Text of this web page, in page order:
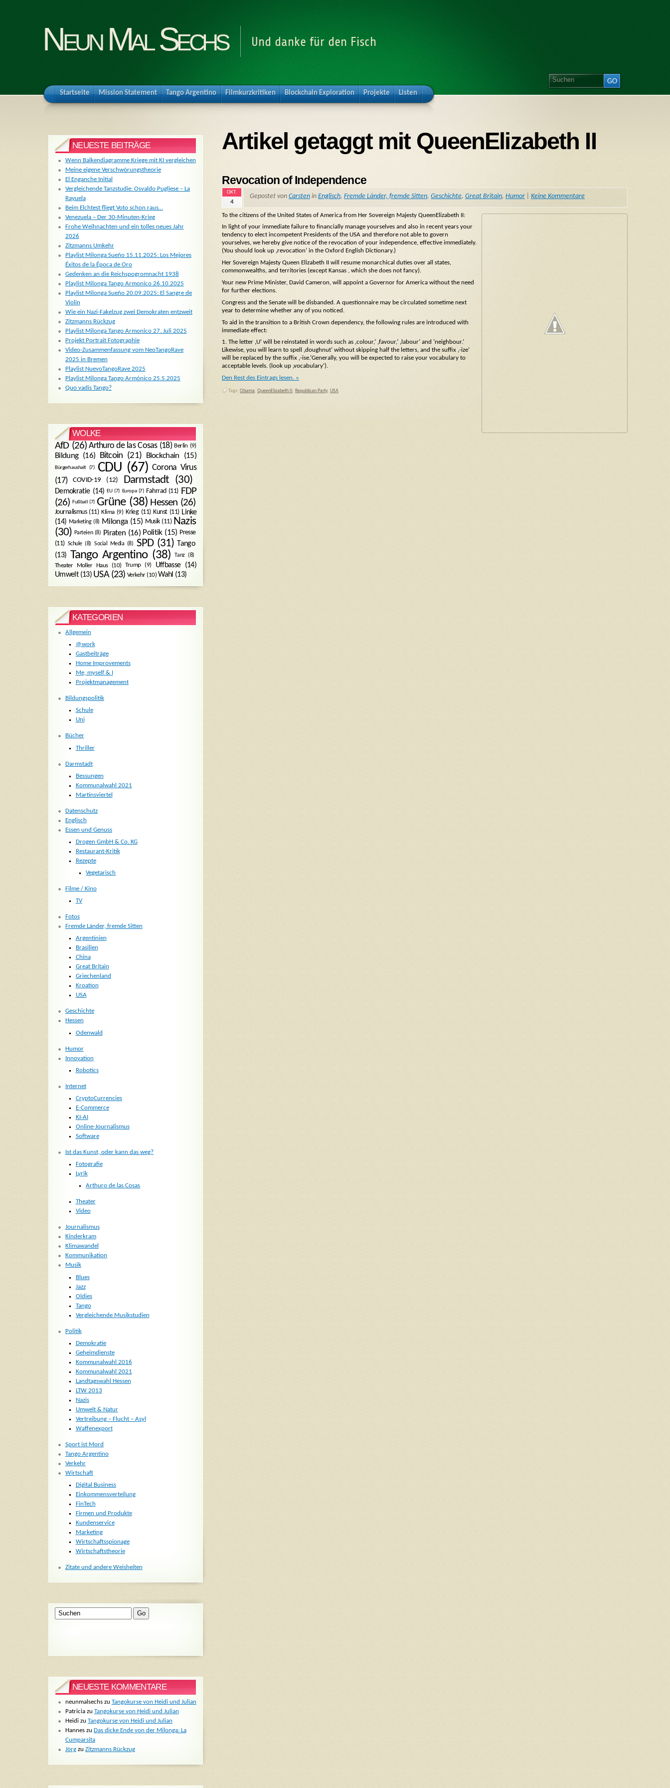
Neun Mal Sechs Und danke für den Fisch
Startseite Mission Statement Tango Argentino Filmkurzkritiken Blockchain Exploration Projekte Listen
Artikel getaggt mit QueenElizabeth II
Revocation of Independence
OKT.
4
Gepostet von Carsten in Englisch, Fremde Länder, fremde Sitten, Geschichte, Great Britain, Humor Keine Kommentare
To the citizens of the United States of America from Her Sovereign Majesty QueenElizabeth II:
In light of your immediate failure to financially manage yourselves and also in recent years your
tendency to elect incompetent Presidents of the USA and therefore not able to govern
yourselves, we hereby give notice of the revocation of your independence, effective immediately.
(You should look up ‚revocation‘ in the Oxford English Dictionary.)
Her Sovereign Majesty Queen Elizabeth II will resume monarchical duties over all states,
commonwealths, and territories (except Kansas , which she does not fancy).
Your new Prime Minister, David Cameron, will appoint a Governor for America without the need
for further elections.
Congress and the Senate will be disbanded. A questionnaire may be circulated sometime next
year to determine whether any of you noticed.
To aid in the transition to a British Crown dependency, the following rules are introduced with
immediate effect:
1. The letter ‚U‘ will be reinstated in words such as ‚colour,‘ ‚favour,‘ ‚labour‘ and ’neighbour.‘
Likewise, you will learn to spell ‚doughnut‘ without skipping half the letters, and the suffix ‚-ize‘
will be replaced by the suffix ‚-ise.’Generally, you will be expected to raise your vocabulary to
acceptable levels. (look up ‚vocabulary‘).
Den Rest des Eintrags lesen. »
Tags: Obama, QueenElizabeth II , Republican Party, USA
NEUESTE BEITRÄGE
Wenn Balkendiagramme Kriege mit KI vergleichen
Meine eigene Verschwörungstheorie
El Enganche Initial
Vergleichende Tanzstudie: Osvaldo Pugliese – La
Rayuela
Beim Elchtest fliegt Voto schon raus…
Venezuela – Der 30-Minuten-Krieg
Frohe Weihnachten und ein tolles neues Jahr
2026
Zitzmanns Umkehr
Playlist Milonga Sueño 15.11.2025: Los Mejores
Éxitos de la Época de Oro
Gedenken an die Reichspogromnacht 1938
Playlist Milonga Tango Armonico 26.10.2025
Playlist Milonga Sueño 20.09.2025: El Sangre de
Violin
Wie ein Nazi-Fakelzug zwei Demokraten entzweit
Zitzmanns Rückzug
Playlist Milonga Tango Armonico 27. Juli 2025
Projekt Portrait Fotographie
Video-Zusammenfassung vom NeoTangoRave
2025 in Bremen
Playlist NuevoTangoRave 2025
Playlist Milonga Tango Armónico 25.5.2025
Quo vadis Tango?
WOLKE
AfD(26) Arthuro de las Cosas(18) Berlin (9)
Bildung(16) Bitcoin (21) Blockchain (15)
Bürgerhaushalt (7) CDU (67) Corona Virus
(17)
COVID-19 (12) Darmstadt (30)
Demokratie(14) EU(7) Europa(7) Fahrrad (11) FDP
(26) Fußball (7) Grüne(38) Hessen (26)
Journalismus(11) Klima(9) Krieg(11) Kunst(11) Linke
(14) Marketing(8) Milonga(15) Musik(11) Nazis
(30) Parteien(8) Piraten (16) Politik(15) Presse
(11) Schule(8) Social Media (8) SPD(31) Tango
(13)
Tango Argentino(38) Tanz(8)
Theater Moller Haus(10) Trump(9) Uffbasse(14)
Umwelt(13) USA(23) Verkehr(10) Wahl (13)
KATEGORIEN
Allgemein
@work
Gastbeiträge
Home Improvements
Me, myself & I
Projektmanagement
Bildungspolitik
Schule
Uni
Bücher
Thriller
Darmstadt
Bessungen
Kommunalwahl 2021
Martinsviertel
Datenschutz
Englisch
Essen und Genuss
Drogen GmbH & Co. KG
Restaurant-Kritik
Rezepte
Vegetarisch
Filme / Kino
TV
Fotos
Fremde Länder, fremde Sitten
Argentinien
Brasilien
China
Great Britain
Griechenland
Kroation
USA
Geschichte
Hessen
Odenwald
Humor
Innovation
Robotics
Internet
CryptoCurrencies
E-Commerce
KI-AI
Online-Journalismus
Software
Ist das Kunst, oder kann das weg?
Fotografie
Lyrik
Arthuro de las Cosas
Theater
Video
Journalismus
Kinderkram
Klimawandel
Kommunikation
Musik
Blues
Jazz
Oldies
Tango
Vergleichende Musikstudien
Politik
Demokratie
Geheimdienste
Kommunalwahl 2016
Kommunalwahl 2021
Landtagswahl Hessen
LTW 2013
Nazis
Umwelt & Natur
Vertreibung – Flucht – Asyl
Waffenexport
Sport ist Mord
Tango Argentino
Verkehr
Wirtschaft
Digital Business
Einkommensverteilung
FinTech
Firmen und Produkte
Kundenservice
Marketing
Wirtschaftsspionage
Wirtschaftstheorie
Zitate und andere Weisheiten
NEUESTE KOMMENTARE
neunmalsechszu Tangokurse von Heidi und Julian
Patriciazu Tangokurse von Heidi und Julian
Heidizu Tangokurse von Heidi und Julian
Hanneszu Das dicke Ende von der Milonga: La
Cumparsita
Jörgzu Zitzmanns Rückzug